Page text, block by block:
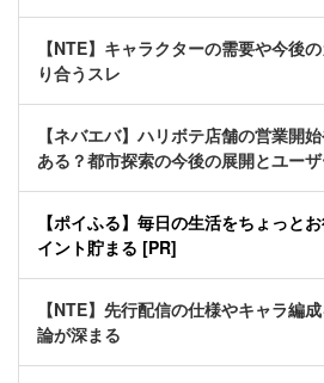
【NTE】キャラクターの需要や今後
り合うスレ
【ネバエバ】ハリボテ店舗の営業開
ある？都市探索の今後の展開とユー
【ポイふる】毎日の生活をちょっと
イント貯まる [PR]
【NTE】先行配信の仕様やキャラ編
論が深まる